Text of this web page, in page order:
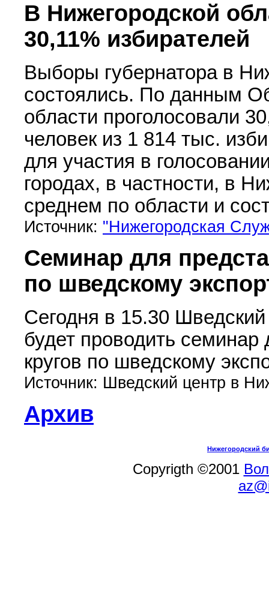
В Нижегородской
30,11% избирателей
Выборы губернатора в
состоялись. По данным
области проголосовали
человек из 1 814 тыс.
для участия в
городах, в частности, в
среднем по области и
Источник: "Нижегородская
Семинар для
по шведскому
Сегодня в 15.30
будет проводить
кругов по шведскому
Источник: Шведский центр в
Архив
Нижегородский
Copyrigth ©2001